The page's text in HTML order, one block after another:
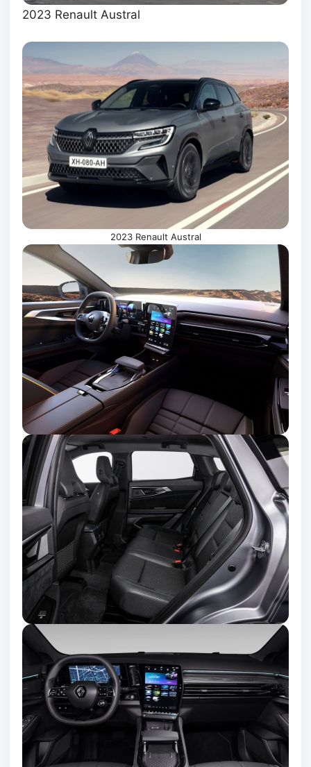
2023 Renault Austral
2023 Renault Austral